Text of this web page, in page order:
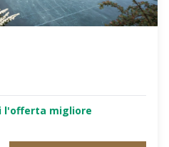
l'offerta migliore